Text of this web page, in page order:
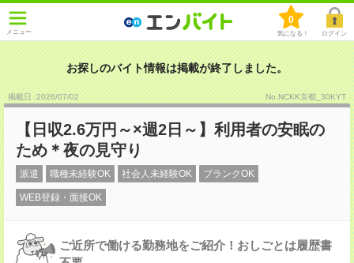
メニュー
0
気になる！ ログイン
お探しのバイト情報は掲載が終了しました。
掲載日 :2026/07/02 No.NCKK京都_30KYT
【日収2.6万円～×週2日～】利用者の安眠の
ため＊夜の見守り
派遣 職種未経験OK 社会人未経験OK ブランクOK
WEB登録・面接OK
ご近所で働ける勤務地をご紹介！おしごとは履歴書